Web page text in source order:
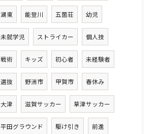
湖東 能登川 五箇荘 幼児
未就学児 ストライカー 個人技
戦術 キッズ 初心者 未経験者
選抜 野洲市 甲賀市 春休み
大津 滋賀サッカー 草津サッカー
平田グラウンド 駆け引き 前進